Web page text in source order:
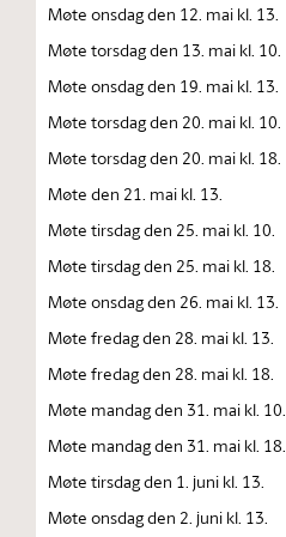
Møte onsdag den 12. mai kl. 13.
Møte torsdag den 13. mai kl. 10.
Møte onsdag den 19. mai kl. 13.
Møte torsdag den 20. mai kl. 10.
Møte torsdag den 20. mai kl. 18.
Møte den 21. mai kl. 13.
Møte tirsdag den 25. mai kl. 10.
Møte tirsdag den 25. mai kl. 18.
Møte onsdag den 26. mai kl. 13.
Møte fredag den 28. mai kl. 13.
Møte fredag den 28. mai kl. 18.
Møte mandag den 31. mai kl. 10.
Møte mandag den 31. mai kl. 18.
Møte tirsdag den 1. juni kl. 13.
Møte onsdag den 2. juni kl. 13.